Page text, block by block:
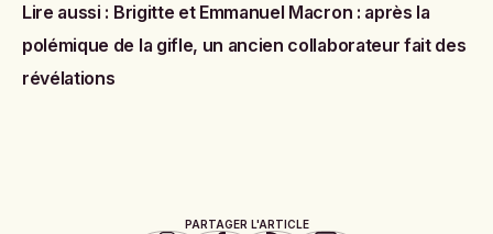
Lire aussi : Brigitte et Emmanuel Macron : après la
polémique de la gifle, un ancien collaborateur fait des
révélations
PARTAGER L'ARTICLE